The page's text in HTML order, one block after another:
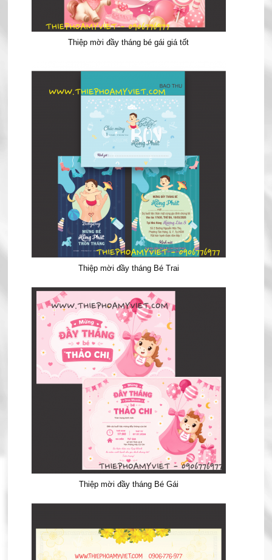
Thiệp mời đầy tháng bé gái giá tốt
Thiệp mời đầy tháng Bé Trai
Thiệp mời đầy tháng Bé Gái